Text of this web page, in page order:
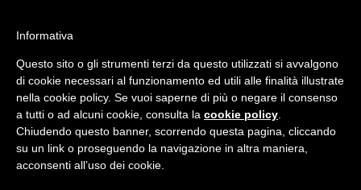
Mondo Italiano nel Mondo
LE INTERVISTE SONO AGLI ITALIANI CHE
RICOPRONO RUOLI ISTITUZIONALI, A
QUELLI CHE RAPPRESENTANO LA SOCIETÀ E
A CHI È UN "COMUNE CITTADINO" ...
PER TUTTO QUESTO SIAMO "ORGOGLIOSI
DI ESSERE ITALIANI"
Informativa
Questo sito o gli strumenti terzi da questo utilizzati si avvalgono
di cookie necessari al funzionamento ed utili alle finalità illustrate
nella cookie policy. Se vuoi saperne di più o negare il consenso
a tutti o ad alcuni cookie, consulta la cookie policy
Chiudendo questo banner, scorrendo questa pagina, cliccando
su un link o proseguendo la navigazione in altra maniera,
acconsenti all’uso dei cookie.